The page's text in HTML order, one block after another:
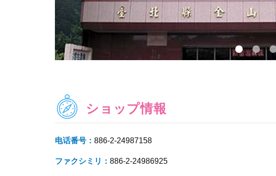
ショップ情報
电话番号： 886-2-24987158
ファクシミリ： 886-2-24986925